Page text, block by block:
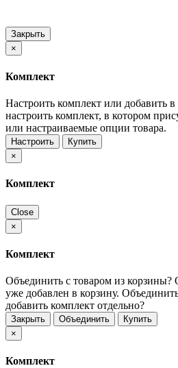
Закрыть
×
Комплект
Настроить комплект или добавить в
настроить комплект, в котором
или настраиваемые опции товара.
Настроить
Купить
×
Комплект
Close
×
Комплект
Объединить с товаром из корзины?
уже добавлен в корзину.
добавить комплект отдельно?
Закрыть Объединить
Купить
×
Комплект